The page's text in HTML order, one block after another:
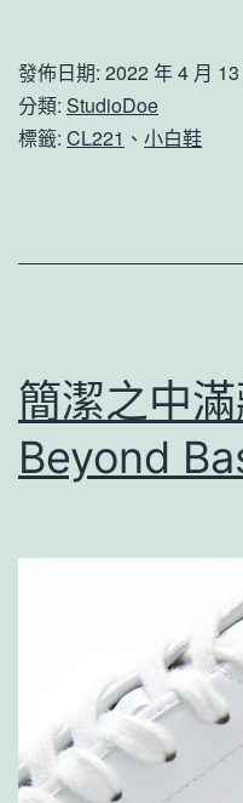
發佈日期: 2022 年 4 月 13
分類: StudioDoe
標籤: CL221 、 小白鞋
簡潔之中
Beyond